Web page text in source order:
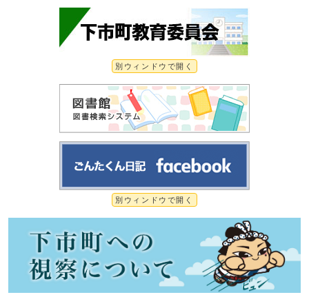
別ウィンドウで開く
別ウィンドウで開く